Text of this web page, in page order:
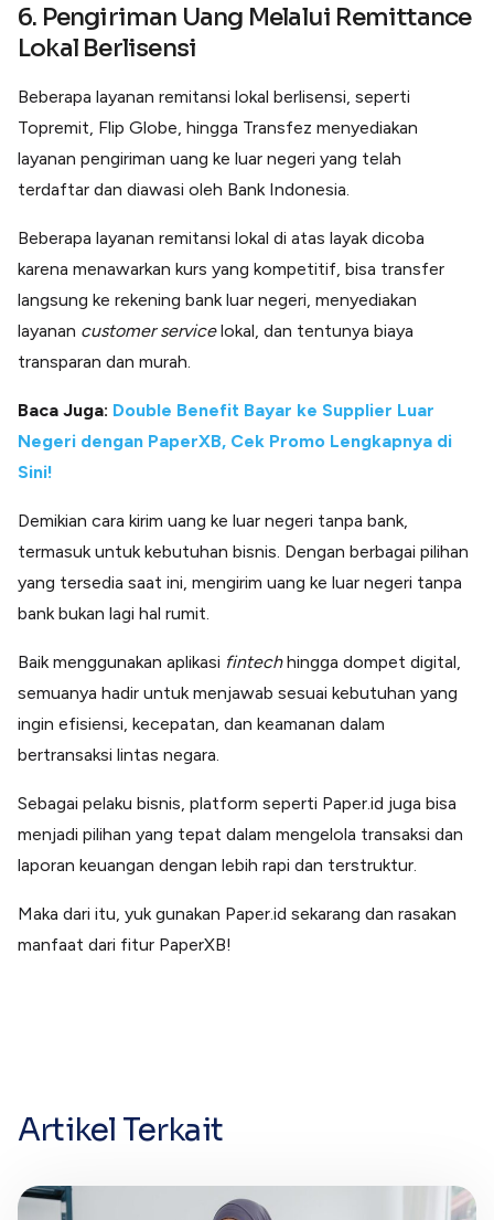
6. Pengiriman Uang Melalui Remittance
Lokal Berlisensi
Beberapa layanan remitansi lokal berlisensi, seperti
Topremit, Flip Globe, hingga Transfez menyediakan
layanan pengiriman uang ke luar negeri yang telah
terdaftar dan diawasi oleh Bank Indonesia.
Beberapa layanan remitansi lokal di atas layak dicoba
karena menawarkan kurs yang kompetitif, bisa transfer
langsung ke rekening bank luar negeri, menyediakan
layanan customer servicelokal, dan tentunya biaya
transparan dan murah.
Baca Juga: Double Benefit Bayar ke Supplier Luar
Negeri dengan PaperXB, Cek Promo Lengkapnya di
Sini!
Demikian cara kirim uang ke luar negeri tanpa bank,
termasuk untuk kebutuhan bisnis. Dengan berbagai pilihan
yang tersedia saat ini, mengirim uang ke luar negeri tanpa
bank bukan lagi hal rumit.
Baik menggunakan aplikasi fintechhingga dompet digital,
semuanya hadir untuk menjawab sesuai kebutuhan yang
ingin efisiensi, kecepatan, dan keamanan dalam
bertransaksi lintas negara.
Sebagai pelaku bisnis, platform seperti Paper.id juga bisa
menjadi pilihan yang tepat dalam mengelola transaksi dan
laporan keuangan dengan lebih rapi dan terstruktur.
Maka dari itu, yuk gunakan Paper.id sekarang dan rasakan
manfaat dari fitur PaperXB!
Artikel Terkait